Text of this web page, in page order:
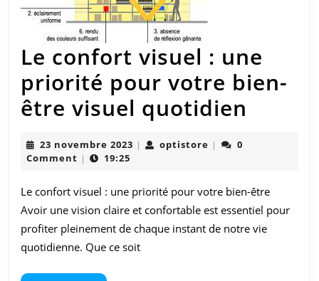
Le confort visuel : une
priorité pour votre bien-
être visuel quotidien
:
une
23 novembre 2023 23| optistore optistore
|
0
Comment | 19:25
Le confort visuel : une priorité pour votre bien-être
Avoir une vision claire et confortable est essentiel pour
profiter pleinement de chaque instant de notre vie
quotidienne. Que ce soit